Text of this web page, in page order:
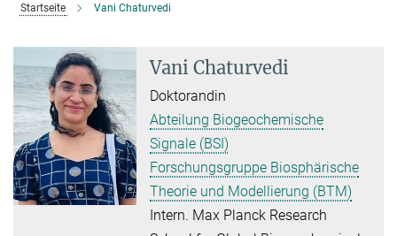
Startseite Vani Chaturvedi
Vani Chaturvedi
Doktorandin
Abteilung Biogeochemische
Signale (BSI)
Forschungsgruppe Biosphärische
Theorie und Modellierung (BTM)
Intern. Max Planck Research